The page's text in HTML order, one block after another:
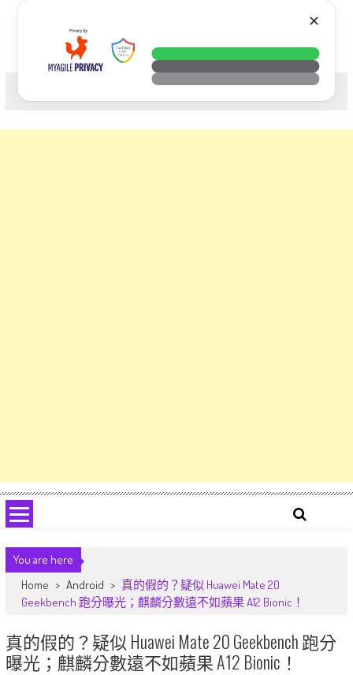
科技. 生活. 攝影.
You are here
Home > Android > 真的假的？疑似 Huawei Mate 20
Geekbench 跑分曝光；麒麟分數遠不如蘋果 A12 Bionic！
真的假的？疑似 Huawei Mate 20 Geekbench 跑分
曝光；麒麟分數遠不如蘋果 A12 Bionic！
✕